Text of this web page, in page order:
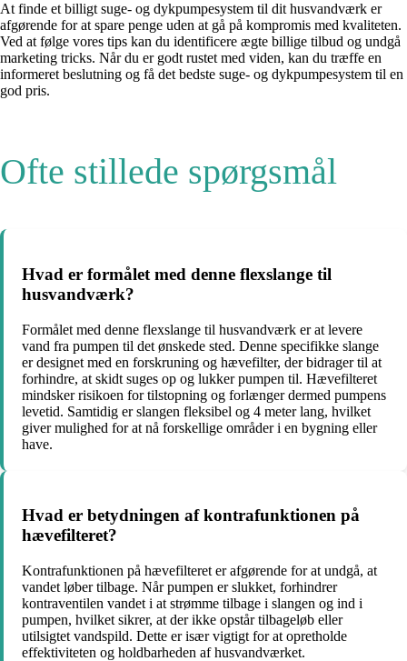
At finde et billigt suge- og dykpumpesystem til dit husvandværk er
afgørende for at spare penge uden at gå på kompromis med kvaliteten.
Ved at følge vores tips kan du identificere ægte billige tilbud og undgå
marketing tricks. Når du er godt rustet med viden, kan du træffe en
informeret beslutning og få det bedste suge- og dykpumpesystem til en
god pris.
Ofte stillede spørgsmål
Hvad er formålet med denne flexslange til
husvandværk?
Formålet med denne flexslange til husvandværk er at levere
vand fra pumpen til det ønskede sted. Denne specifikke slange
er designet med en forskruning og hævefilter, der bidrager til at
forhindre, at skidt suges op og lukker pumpen til. Hævefilteret
mindsker risikoen for tilstopning og forlænger dermed pumpens
levetid. Samtidig er slangen fleksibel og 4 meter lang, hvilket
giver mulighed for at nå forskellige områder i en bygning eller
have.
Hvad er betydningen af kontrafunktionen på
hævefilteret?
Kontrafunktionen på hævefilteret er afgørende for at undgå, at
vandet løber tilbage. Når pumpen er slukket, forhindrer
kontraventilen vandet i at strømme tilbage i slangen og ind i
pumpen, hvilket sikrer, at der ikke opstår tilbageløb eller
utilsigtet vandspild. Dette er især vigtigt for at opretholde
effektiviteten og holdbarheden af husvandværket.